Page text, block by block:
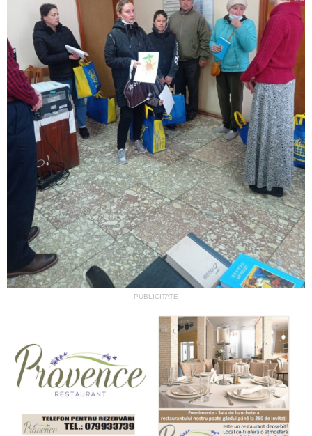
PUBLICITATE